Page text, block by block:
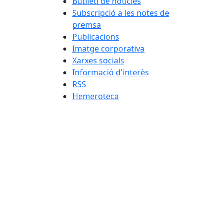
Subscripció a les notes de
premsa
Publicacions
Imatge corporativa
Xarxes socials
Informació d'interès
RSS
Hemeroteca